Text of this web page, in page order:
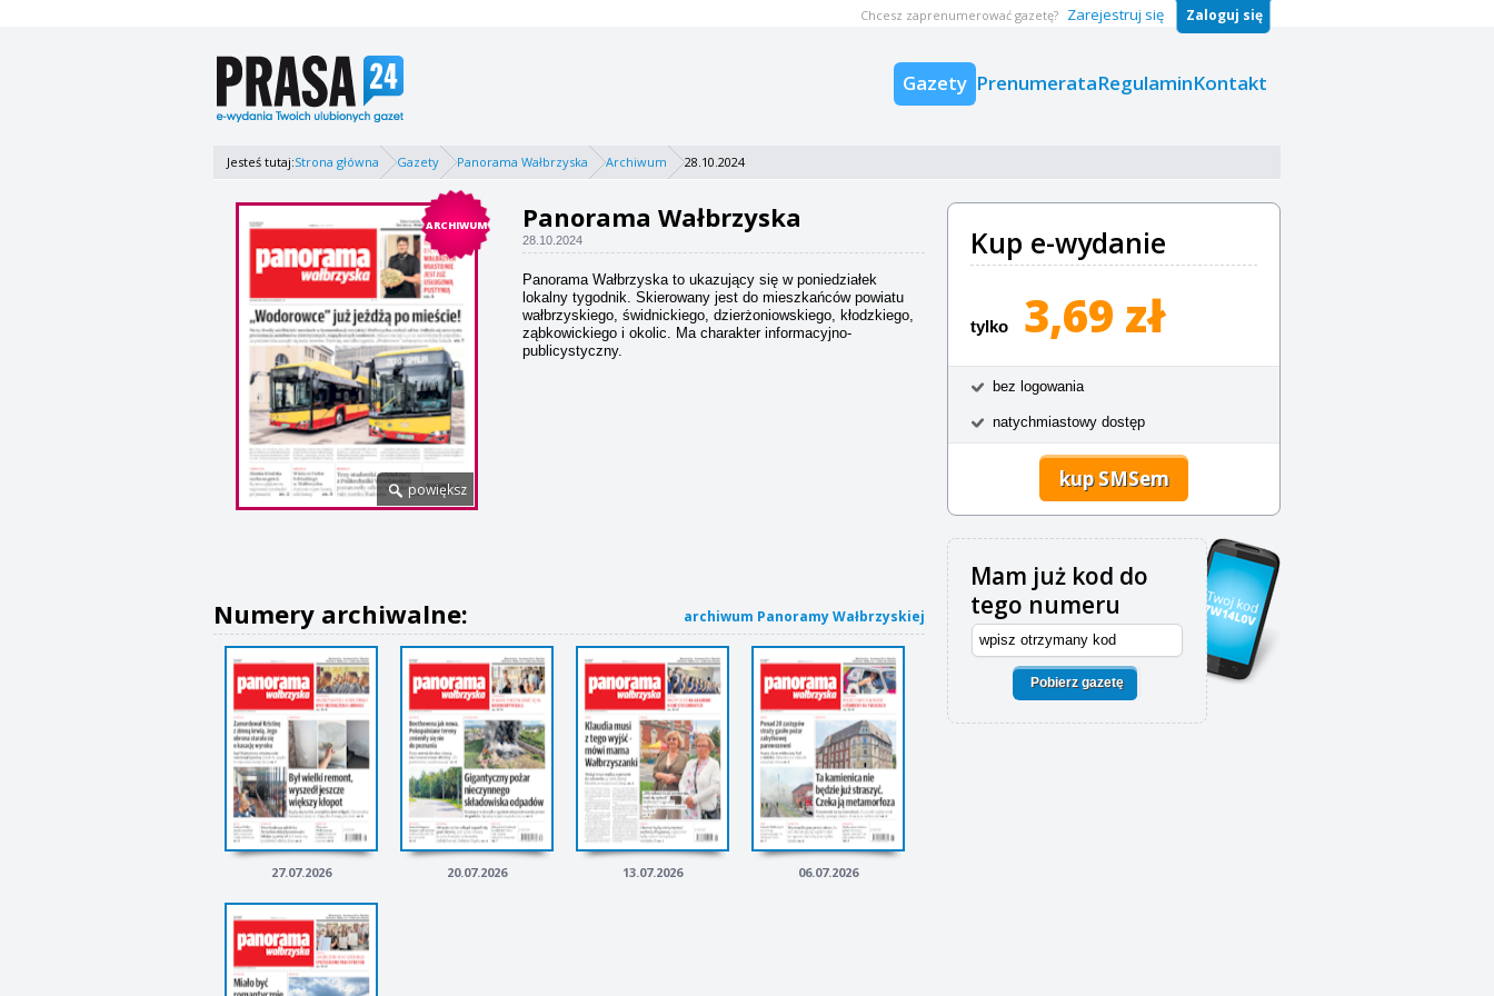
Gazety PrenumerataRegulaminKontakt
Chcesz zaprenumerować gazetę? Zarejestruj się Zaloguj się
Jesteś tutaj:Strona główna Gazety Panorama Wałbrzyska Archiwum 28.10.2024
ARCHIWUM
powiększ
Panorama Wałbrzyska
28.10.2024
Panorama Wałbrzyska to ukazujący się w poniedziałek
lokalny tygodnik. Skierowany jest do mieszkańców powiatu
wałbrzyskiego, świdnickiego, dzierżoniowskiego, kłodzkiego,
ząbkowickiego i okolic. Ma charakter informacyjno-
publicystyczny.
Kup e-wydanie
tylko 3,69 zł
bez logowania
natychmiastowy dostęp
kup SMSem
Mam już kod do
tego numeru
Pobierz gazetę
Numery archiwalne: archiwum Panoramy Wałbrzyskiej
27.07.2026 20.07.2026 13.07.2026 06.07.2026